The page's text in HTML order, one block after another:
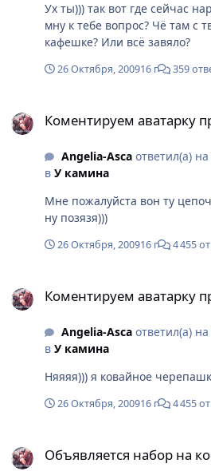
Ух ты))) так вот где сейчас
мну к тебе вопрос? Чё там с
кафешке? Или всё завяло?
26 Октября, 200916 г 359
Коментируем аватарку
Angelia-Ascaответил(а)
в У камина
Мне пожалуйста вон ту
ну позязя)))
26 Октября, 200916 г 4 455
Коментируем аватарку
Angelia-Ascaответил(а)
в У камина
Няяяя))) я ковайное
26 Октября, 200916 г 4 455
Объявляется набор на